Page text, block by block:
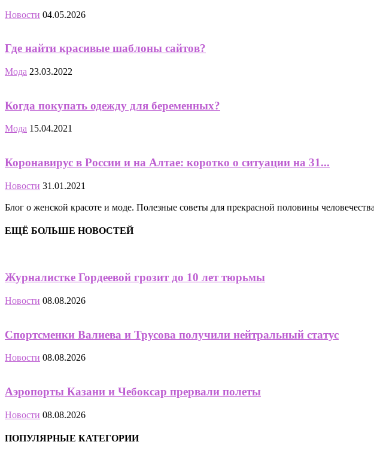
Новости 04.05.2026
Где найти красивые шаблоны сайтов?
Мода 23.03.2022
Когда покупать одежду для беременных?
Мода 15.04.2021
Коронавирус в России и на Алтае: коротко о ситуации на 31...
Новости 31.01.2021
Блог о женской красоте и моде. Полезные советы для прекрасной половины
ЕЩЁ БОЛЬШЕ НОВОСТЕЙ
Журналистке Гордеевой грозит до 10 лет тюрьмы
Новости 08.08.2026
Спортсменки Валиева и Трусова получили нейтральный статус
Новости 08.08.2026
Аэропорты Казани и Чебоксар прервали полеты
Новости 08.08.2026
ПОПУЛЯРНЫЕ КАТЕГОРИИ